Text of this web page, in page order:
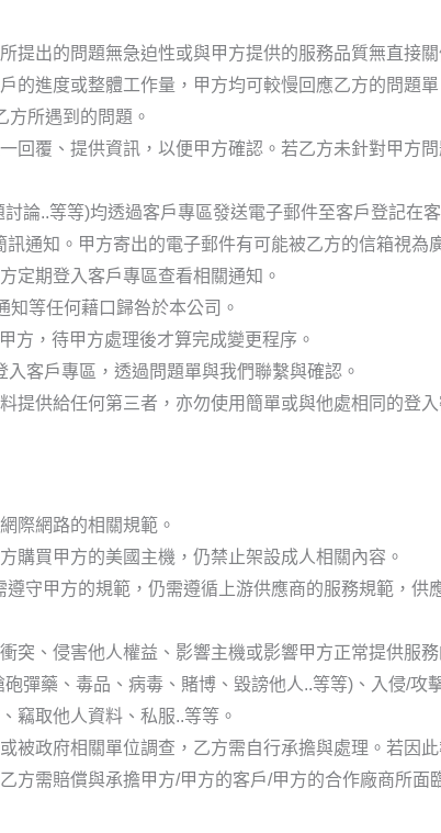
提出的問題無急迫性或與甲方提供的服務品質無直接關
的進度或整體工作量，甲方均可較慢回應乙方的問題
所遇到的問題。
回覆、提供資訊，以便甲方確認。若乙方未針對甲方問
論..等等)均透過客戶專區發送電子郵件至客戶登記在
通知。甲方寄出的電子郵件有可能被乙方的信箱視為
定期登入客戶專區查看相關通知。
等任何藉口歸咎於本公司。
方，待甲方處理後才算完成變更程序。
客戶專區，透過問題單與我們聯繫與確認。
提供給任何第三者，亦勿使用簡單或與他處相同的登入
際網路的相關規範。
購買甲方的美國主機，仍禁止架設成人相關內容。
守甲方的規範，仍需遵循上游供應商的服務規範，供
突、侵害他人權益、影響主機或影響甲方正常提供服
彈藥、毒品、病毒、賭博、毀謗他人..等等)、入侵/攻
竊取他人資料、私服..等等。
被政府相關單位調查，乙方需自行承擔與處理。若因
方需賠償與承擔甲方/甲方的客戶/甲方的合作廠商所面